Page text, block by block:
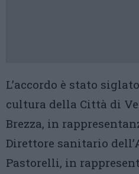
L’accordo è stato
cultura della Città di
Brezza, in
Direttore sanitario
Pastorelli, in